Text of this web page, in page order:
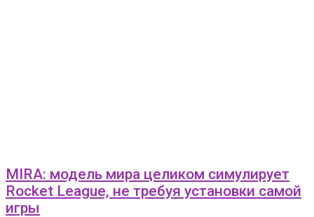
MIRA: модель мира целиком симулирует
Rocket League, не требуя установки самой
игры